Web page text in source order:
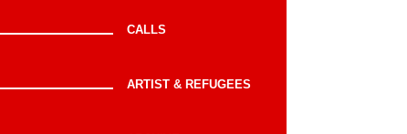
CALLS
ARTIST & REFUGEES